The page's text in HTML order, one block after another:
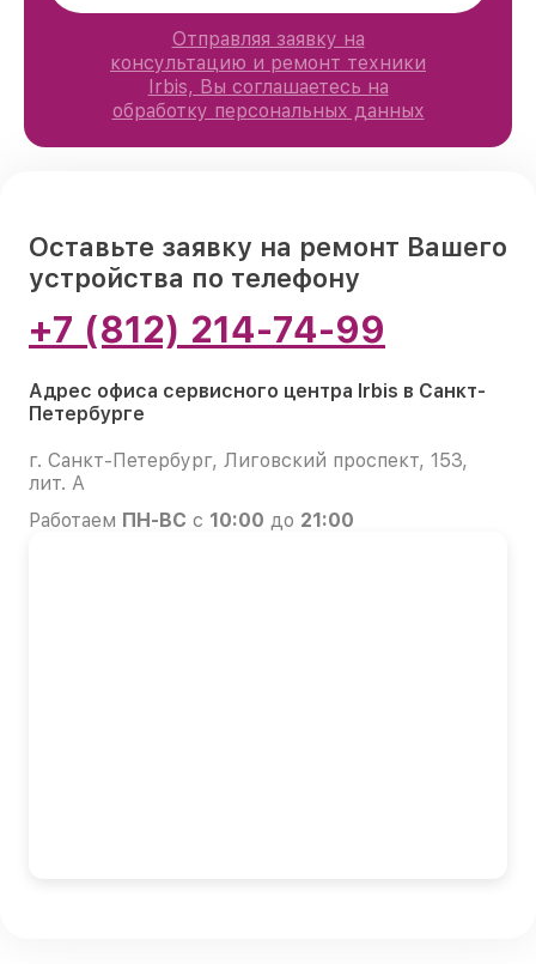
Отправляя заявку на
консультацию и ремонт техники
Irbis, Вы соглашаетесь на
обработку персональных данных
Оставьте заявку на ремонт Вашего
устройства по телефону
+7 (812) 214-74-99
Адрес офиса сервисного центра Irbis в Санкт-
Петербурге
г. Санкт-Петербург, Лиговский проспект, 153,
лит. А
Работаем ПН-ВС с 10:00 до 21:00